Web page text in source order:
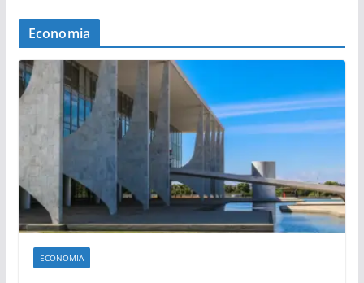
Economia
ECONOMIA